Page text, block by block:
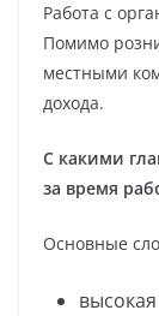
Работа с
Помимо
местными
дохода.
С какими
за время
Основные